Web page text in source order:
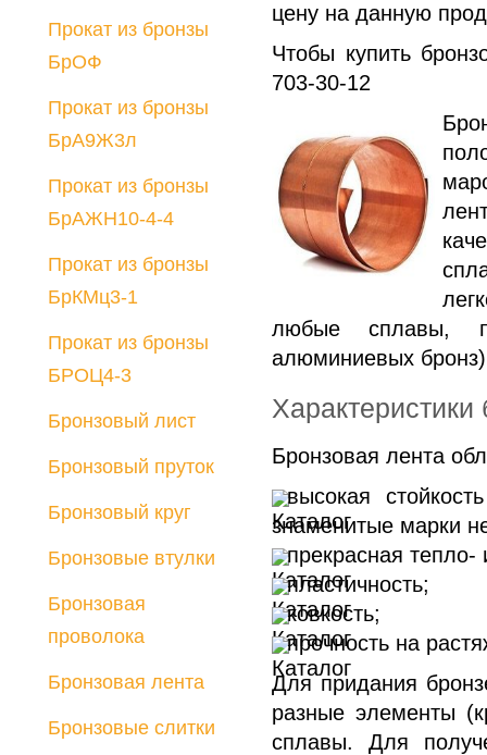
Прокат из бронзы
БрОФ
Прокат из бронзы
БрА9Ж3л
Прокат из бронзы
БрАЖН10-4-4
Прокат из бронзы
БрКМц3-1
Прокат из бронзы
БРОЦ4-3
Бронзовый лист
Бронзовый пруток
Бронзовый круг
Бронзовые втулки
Бронзовая
проволока
Бронзовая лента
Бронзовые слитки
Разработка
технологии отливки
сплавов по
требованию
цену на данную
Чтобы купить
703-30-12
любые сплавы,
алюминиевых
Бронзовая лента
высокая
знаменитые марки
прекрасная тепло-
пластичность;
ковкость;
прочность на
Для придания
разные элементы
сплавы. Для